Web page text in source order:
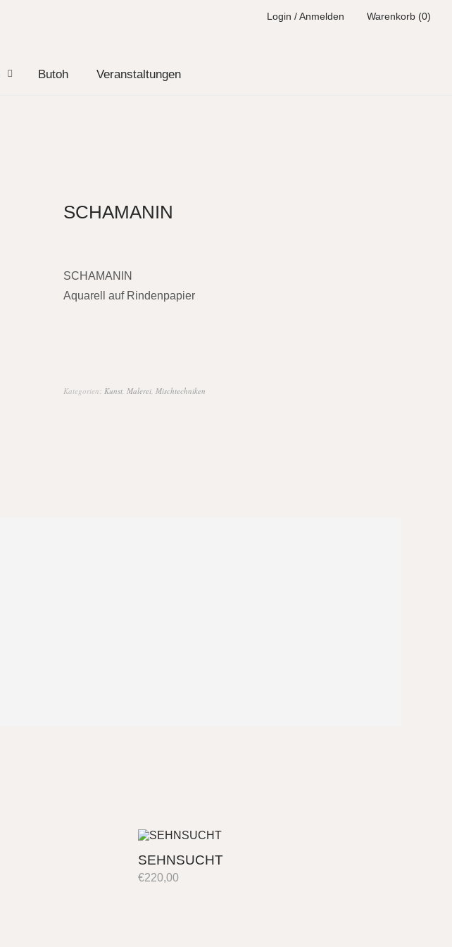
Login / Anmelden Warenkorb (0)
Butoh Veranstaltungen
SCHAMANIN
SCHAMANIN
Aquarell auf Rindenpapier
Kategorien: Kunst, Malerei, Mischtechniken
SEHNSUCHT
€220,00